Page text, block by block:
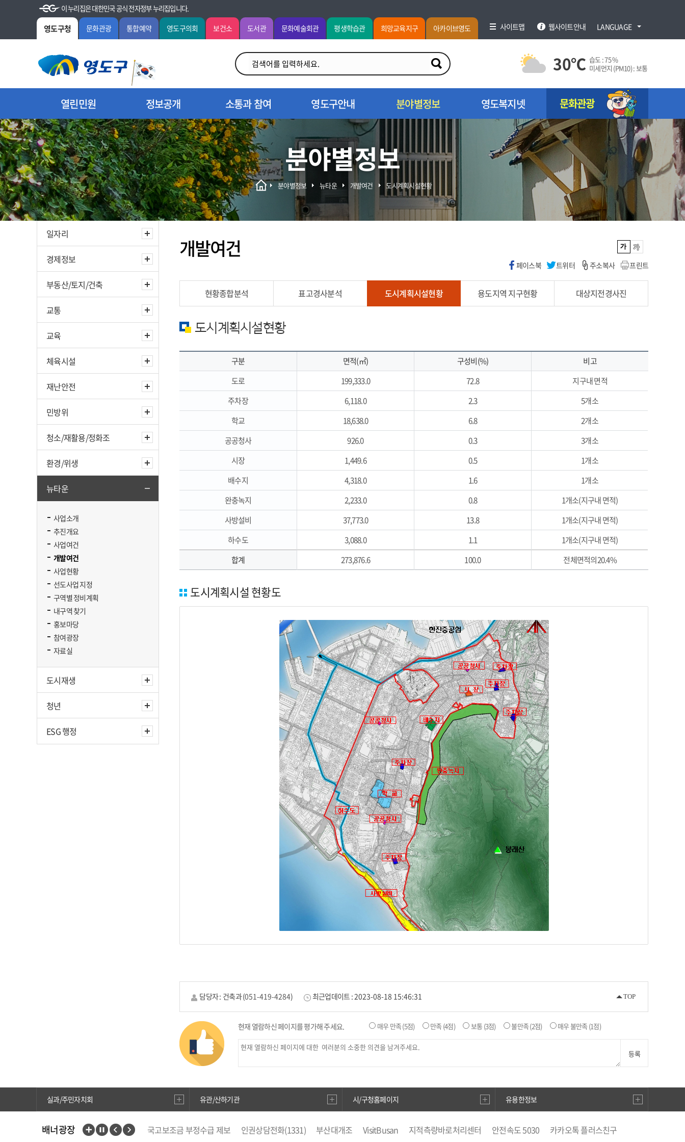
이 누리집은 대한민국 공식 전자정부 누리집입니다.
영도구청 문화관광 통합예약 영도구의회 보건소 도서관 문화예술회관 평생학습관 희망교육지구 아카이브영도 사이트맵 웹사이트안내 LANGUAGE
30℃ 습도 :75 %
미세먼지 (PM10) :보통
열린민원 정보공개 소통과 참여 영도구안내 분야별정보 영도복지넷 문화관광
분야별정보
일자리
경제정보
부동산/토지/건축
교통
교육
체육시설
재난안전
민방위
청소/재활용/정화조
환경/위생
뉴타운
사업소개
추진개요
사업여건
개발여건
사업현황
선도사업 지정
구역별 정비계획
내구역 찾기
홍보마당
참여광장
자료실
도시재생
청년
ESG 행정
분야별정보 뉴타운 개발여건 도시계획시설현황
개발여건
페이스북 트위터 주소복사 프린트
현황종합분석 표고경사분석 도시계획시설현황 용도지역 지구현황 대상지전경사진
도시계획시설현황
구분 면적(㎡) 구성비(%) 비고
합계 273,876.6 100.0 전체면적의20.4%
도로 199,333.0 72.8
지구내 면적
주차장
6,118.0 2.3
5개소
학교
18,638.0 6.8
2개소
공공청사
926.0 0.3
3개소
시장
1,449.6 0.5
1개소
배수지
4,318.0 1.6
1개소
완충녹지
2,233.0 0.8
1개소(지구내 면적)
사방설비
37,773.0 13.8
1개소(지구내 면적)
하수도
3,088.0 1.1 1개소(지구내 면적)
도시계획시설 현황도
TOP
담당자 : 건축과(051-419-4284) 최근업데이트 :2023-08-18 15:46:31
현재 열람하신 페이지를 평가해 주세요. 매우 만족(5점) 만족 (4점) 보통(3점) 불만족(2점) 매우 불만족 (1점)
등록
실과/주민자치회 유관/산하기관 시/구청홈페이지 유용한정보
배너광장
중앙부처 법령 유권해석
부산시 착한가격업소 복지·보조금 부정 신고센터 지방소득세(특별징수분)신고·납부
안전신문고